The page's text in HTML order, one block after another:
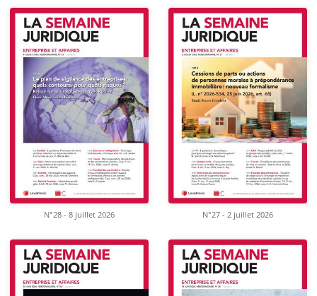
N°28 - 8 juillet 2026 N°27 - 2 juillet 2026